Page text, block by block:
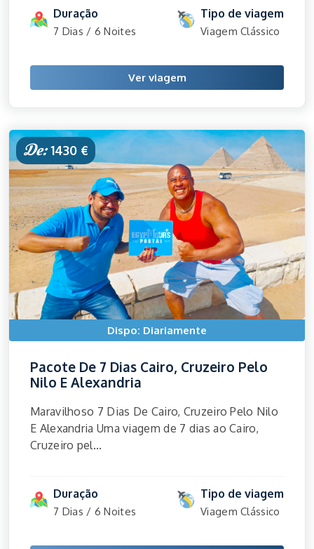
Duração
7 Dias / 6 Noites
Tipo de viagem
Viagem Clássico
Ver viagem
De:1430 €
Dispo: Diariamente
Pacote De 7 Dias Cairo, Cruzeiro Pelo
Nilo E Alexandria
Maravilhoso 7 Dias De Cairo, Cruzeiro Pelo Nilo
E Alexandria Uma viagem de 7 dias ao Cairo,
Cruzeiro pel...
Duração
7 Dias / 6 Noites
Tipo de viagem
Viagem Clássico